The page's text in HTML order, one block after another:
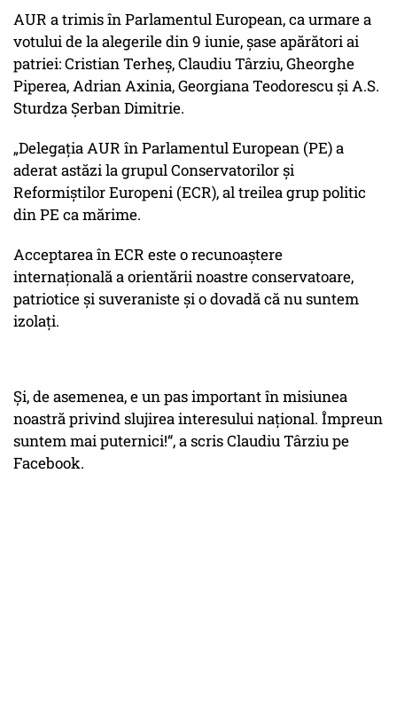
AUR a trimis în Parlamentul European, ca urmare a
votului de la alegerile din 9 iunie, șase apărători ai
patriei: Cristian Terheș, Claudiu Târziu, Gheorghe
Piperea, Adrian Axinia, Georgiana Teodorescu și A.S.
Sturdza Șerban Dimitrie.
„Delegația AUR în Parlamentul European (PE) a
aderat astăzi la grupul Conservatorilor și
Reformiștilor Europeni (ECR), al treilea grup politic
din PE ca mărime.
Acceptarea în ECR este o recunoaștere
internațională a orientării noastre conservatoare,
patriotice și suveraniste și o dovadă că nu suntem
izolați.
Și, de asemenea, e un pas important în misiunea
noastră privind slujirea interesului național. Împreun
suntem mai puternici!“, a scris Claudiu Târziu pe
Facebook.